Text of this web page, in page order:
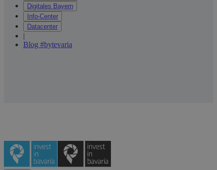
Digitales Bayern
Info-Center
Datacenter
|
Blog #bytevaria